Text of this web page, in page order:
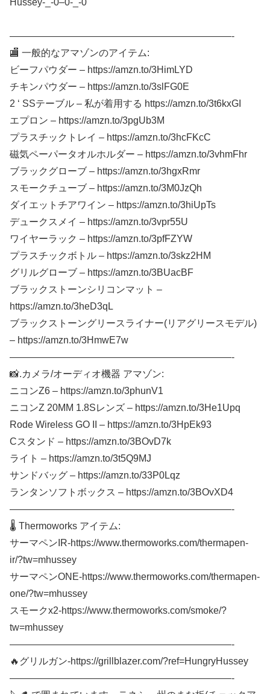
———————————————————————-
🏬 一般的なアマゾンのアイテム:
ビーフパウダー – https://amzn.to/3HimLYD
チキンパウダー – https://amzn.to/3slFG0E
2 ‘ SSテーブル – 私が着用する https://amzn.to/3t6kxGI
エプロン – https://amzn.to/3pgUb3M
プラスチックトレイ – https://amzn.to/3hcFKcC
磁気ペーパータオルホルダー – https://amzn.to/3vhmFhr
ブラックグローブ – https://amzn.to/3hgxRmr
スモークチューブ – https://amzn.to/3M0JzQh
ダイエットチアワイン – https://amzn.to/3hiUpTs
デュークスメイ – https://amzn.to/3vpr55U
ワイヤーラック – https://amzn.to/3pfFZYW
プラスチックボトル – https://amzn.to/3skz2HM
グリルグローブ – https://amzn.to/3BUacBF
ブラックストーンシリコンマット –
https://amzn.to/3heD3qL
ブラックストーングリースライナー(リアグリースモデル)
– https://amzn.to/3HmwE7w
———————————————————————-
📸.カメラ/オーディオ機器 アマゾン:
ニコンZ6 – https://amzn.to/3phunV1
ニコンZ 20MM 1.8Sレンズ – https://amzn.to/3He1Upq
Rode Wireless GO II – https://amzn.to/3HpEk93
Cスタンド – https://amzn.to/3BOvD7k
ライト – https://amzn.to/3t5Q9MJ
サンドバッグ – https://amzn.to/33P0Lqz
ランタンソフトボックス – https://amzn.to/3BOvXD4
———————————————————————-
🌡️ Thermoworks アイテム:
サーマペンIR-https://www.thermoworks.com/thermapen-
ir/?tw=mhussey
サーマペンONE-https://www.thermoworks.com/thermapen-
one/?tw=mhussey
スモークx2-https://www.thermoworks.com/smoke/?
tw=mhussey
———————————————————————-
🔥グリルガン-https://grillblazer.com/?ref=HungryHussey
———————————————————————-